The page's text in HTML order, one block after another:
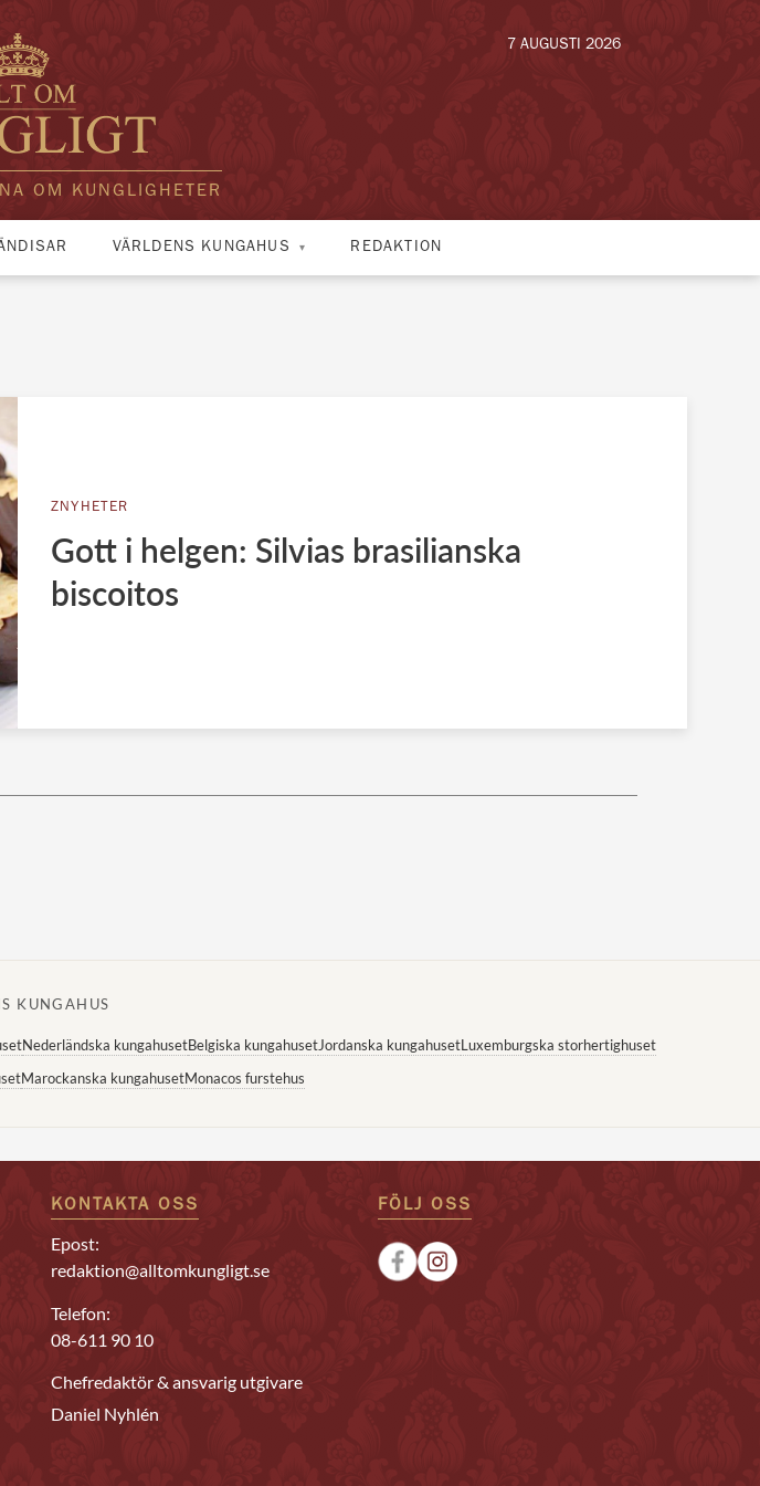
OM KUNGLIGHETER
7 AUGUSTI 2026
VÄRLDENS KUNGAHUS REDAKTION
ZNYHETER
Gott i helgen: Silvias brasilianska
biscoitos
KUNGAHUS
Nederländska kungahusetBelgiska kungahusetJordanska kungahusetLuxemburgska storhertighuset
Marockanska kungahusetMonacos furstehus
KONTAKTA OSS
Epost:
redaktion@alltomkungligt.se
Telefon:
08-611 90 10
Chefredaktör & ansvarig utgivare
Daniel Nyhlén
FÖLJ OSS